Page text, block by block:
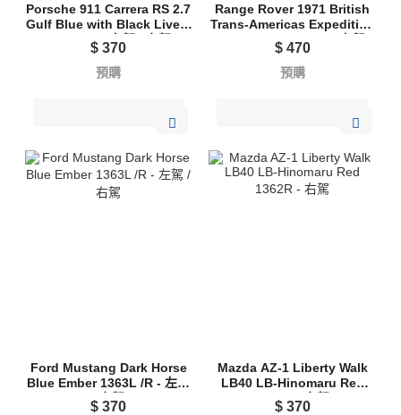
Porsche 911 Carrera RS 2.7
Gulf Blue with Black Livery
1365 L/R - 左駕 / 右駕
$370
預購
Range Rover 1971 British
Trans-Americas Expedition
(VXC-765K) 1364L - 左駕
$ 470
預購
Ford Mustang Dark Horse
Blue Ember 1363L /R - 左駕
/ 右駕
$370
Mazda AZ-1 Liberty Walk
LB40 LB-Hinomaru Red
1362R - 右駕
$ 370